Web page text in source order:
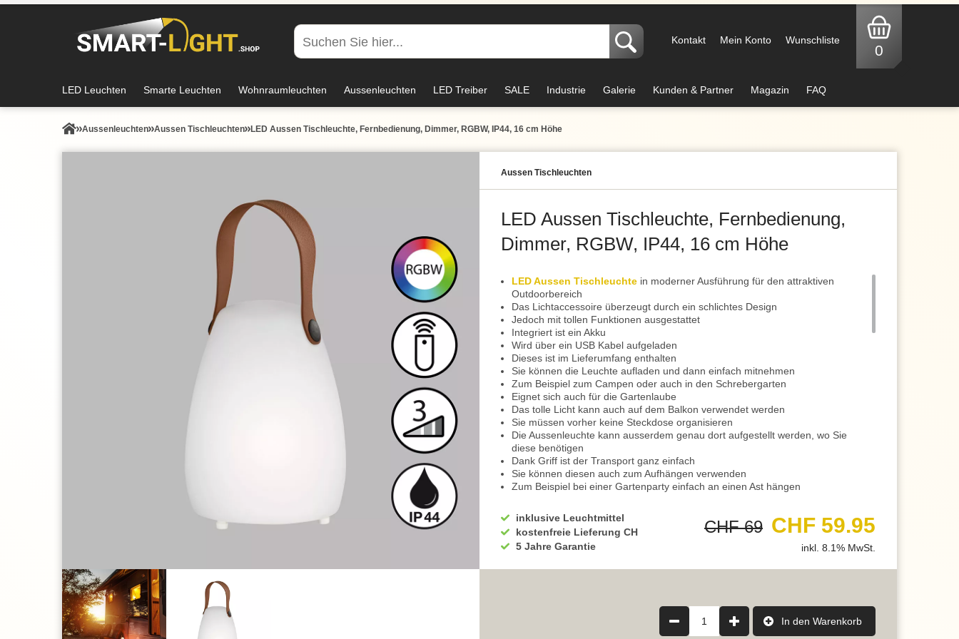
Kontakt Mein Konto Wunschliste
0
LED Leuchten Smarte Leuchten Wohnraumleuchten Aussenleuchten LED Treiber SALE Industrie Galerie Kunden & Partner Magazin FAQ
Aussen­leuchten Aussen Tischleuchten LED Aussen Tischleuchte, Fernbedienung, Dimmer, RGBW, IP44, 16 cm Höhe
Aussen Tischleuchten
LED Aussen Tischleuchte, Fernbedienung,
Dimmer, RGBW, IP44, 16 cm Höhe
LED Aussen Tischleuchte in moderner Ausführung für den attraktiven
Outdoorbereich
Das Lichtaccessoire überzeugt durch ein schlichtes Design
Jedoch mit tollen Funktionen ausgestattet
Integriert ist ein Akku
Wird über ein USB Kabel aufgeladen
Dieses ist im Lieferumfang enthalten
Sie können die Leuchte aufladen und dann einfach mitnehmen
Zum Beispiel zum Campen oder auch in den Schrebergarten
Eignet sich auch für die Gartenlaube
Das tolle Licht kann auch auf dem Balkon verwendet werden
Sie müssen vorher keine Steckdose organisieren
Die Aussenleuchte kann ausserdem genau dort aufgestellt werden, wo Sie
diese benötigen
Dank Griff ist der Transport ganz einfach
Sie können diesen auch zum Aufhängen verwenden
Zum Beispiel bei einer Gartenparty einfach an einen Ast hängen
Sie können die Farbe nach Wunsch einstellen
Geniessen Sie bunte Lichtmomente für gemütliche Abende
Auch auf einer Grillfeier oder einem Geburtstag ein willkommenes Licht
Bietet auch auf Hochzeiten passende Lichtakzente
Auch beim Zusammensitzen mit Ihren Liebsten eine schöne Lichtbegleitung
inklusive Leuchtmittel
kostenfreie Lieferung CH
5 Jahre Garantie
CHF 69 CHF 59.95
inkl. 8.1% MwSt.
1 In den Warenkorb